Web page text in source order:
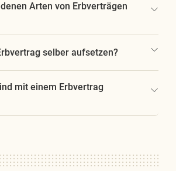
Arten von Erbverträgen
selber aufsetzen?
mit einem Erbvertrag